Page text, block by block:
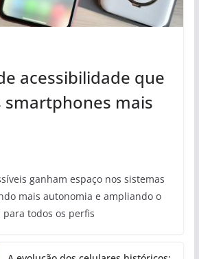
acessibilidade que
mais
ganham espaço nos sistemas
mais autonomia e ampliando o
todos os perfis